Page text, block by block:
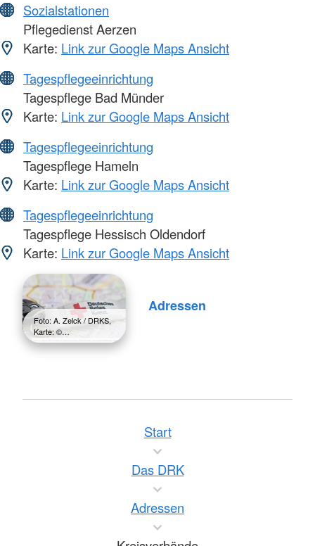
Sozialstationen
Pflegedienst Aerzen
Karte: Link zur Google Maps Ansicht
Tagespflegeeinrichtung
Tagespflege Bad Münder
Karte: Link zur Google Maps Ansicht
Tagespflegeeinrichtung
Tagespflege Hameln
Karte: Link zur Google Maps Ansicht
Tagespflegeeinrichtung
Tagespflege Hessisch Oldendorf
Karte: Link zur Google Maps Ansicht
Foto: A. Zelck / DRKS,
Karte: ©…
Adressen
Start
Das DRK
Adressen